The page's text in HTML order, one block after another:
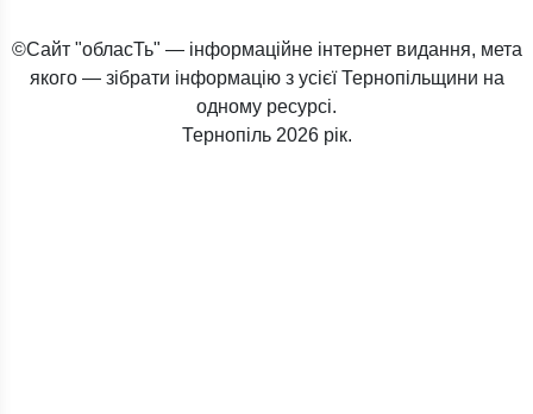
©Сайт "обласТь" — інформаційне інтернет видання, мета
якого — зібрати інформацію з усієї Тернопільщини на
одному ресурсі.
Тернопіль 2026 рік.